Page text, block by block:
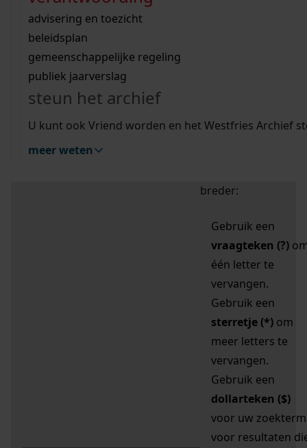
bouwvergunningen
omgevingsvergunningen
vergunningen
beeld en geluid
uitleg nodig?
Wij helpen u op weg met een aantal zoektips.
bekijk alle zoektips
Wij helpen u op weg met een aantal zoektips.
bekijk alle zoektips
bekijk ons geschiedenislokaal
advisering en toezicht
beleidsplan
gemeenschappelijke regeling
publiek jaarverslag
steun het archief
U kunt ook Vriend worden en het Westfries Archief
meer weten
zoektips
Mijn Studiezaal (inloggen)
uw zoekopdracht te
breder:
Gebruik een
vraagteken (?)
één letter te
vervangen.
Gebruik een
sterretje (*) om
meer letters te
vervangen.
Gebruik een
dollarteken ($)
voor uw zoekterm
voor resultaten